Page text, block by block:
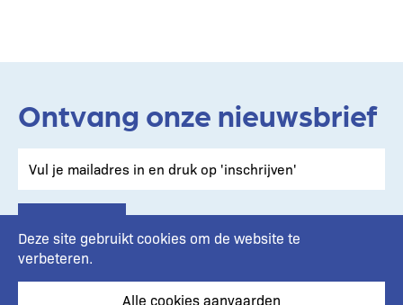
Ontvang onze nieuwsbrief
Deze site gebruikt cookies om de website te
verbeteren.
Alle cookies aanvaarden